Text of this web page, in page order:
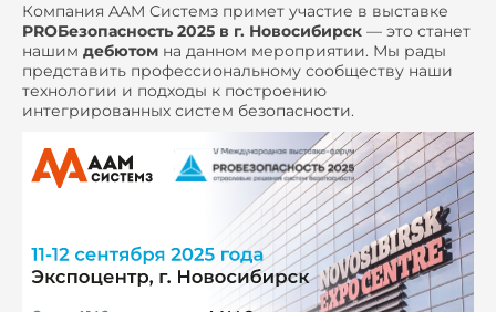
Компания AAM Системз примет участие в выставке
PROБезопасность 2025 в г. Новосибирск — это станет
нашим дебютом на данном мероприятии. Мы рады
представить профессиональному сообществу наши
технологии и подходы к построению
интегрированных систем безопасности.